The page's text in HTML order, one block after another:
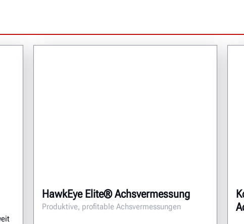
HawkEye Elite® Achsvermessung
Produktive, profitable Achsvermessungen